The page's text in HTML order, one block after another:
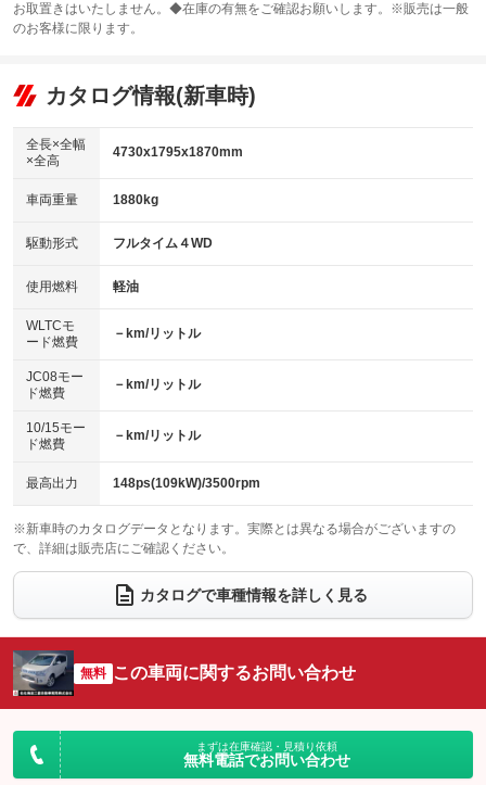
サンルーフ
：装備なし ABS
リフトアップ
：装備なし
：装備なし
パワーウィンドウ
アイドリングストップ
：装備なし
USB入力端子
：装備なし
100V電源
：装備なし
センターデフロック
：装備なし
電動格納ミラー
：装備なし
TV
：装備なし
ビジュアル
：装備なし
：装備あり
革シート
キーレス
HID(キセノンライト)
：装備なし
バックカメラ
：装備あり
エアロ
：装備なし
：装備なし
パワーシート
ベンチシート
：装備なし
チップアップシート
：装備なし
：装備なし ：装備あり
ウォークスルー
：装備なし
電動リアゲート フロントカメラ
：装備なし
：装備なし ：装備なし
サイドカメラ
：装備なし ルーフレール
：装備なし
：装備なし
：装備なし
お取置きはいたしません。◆在庫の有無をご確認お願いします。※販売は一般
のお客様に限ります。
カタログ情報(新車時)
全長×全幅
×全高
4730x1795x1870mm
車両重量 1880kg
駆動形式 フルタイム４WD
使用燃料 軽油
WLTCモ
ード燃費
－km/リットル
JC08モー
ド燃費
－km/リットル
10/15モー
ド燃費
－km/リットル
最高出力 148ps(109kW)/3500rpm
※新車時のカタログデータとなります。実際とは異なる場合がございますの
で、詳細は販売店にご確認ください。
カタログで車種情報を詳しく見る
無料 この車両に関するお問い合わせ
まずは在庫確認・見積り依頼
無料電話でお問い合わせ